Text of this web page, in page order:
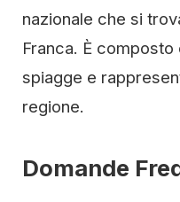
nazionale che si
Franca. È
spiagge e
regione.
Domande